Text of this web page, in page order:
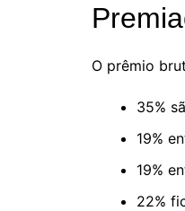
O prêmio
35%
19%
19%
22%